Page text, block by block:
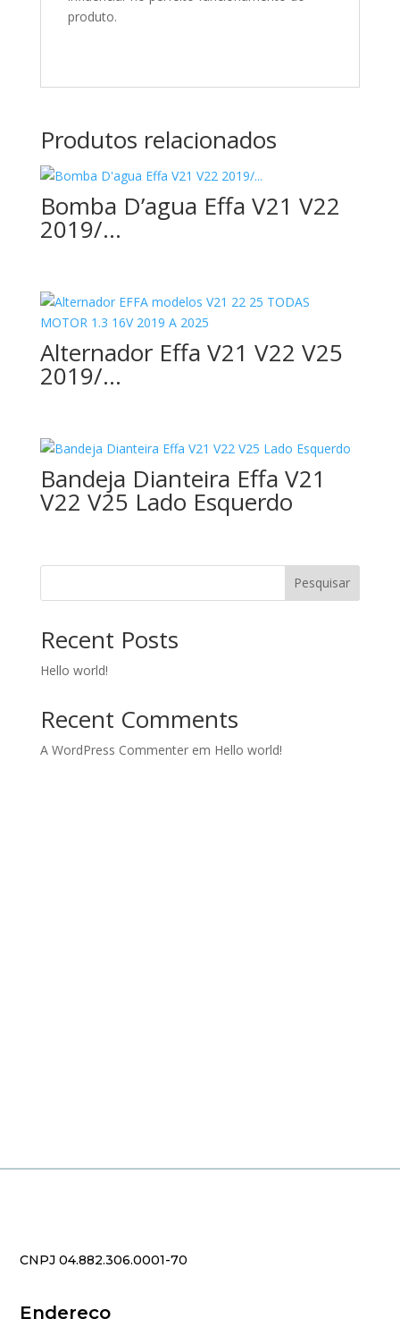
produto.
Produtos relacionados
Bomba D’agua Effa V21 V22
2019/…
Alternador Effa V21 V22 V25
2019/…
Bandeja Dianteira Effa V21
V22 V25 Lado Esquerdo
Pesquisar
Recent Posts
Hello world!
Recent Comments
A WordPress Commenterem Hello world!
CNPJ 04.882.306.0001-70
Endereço